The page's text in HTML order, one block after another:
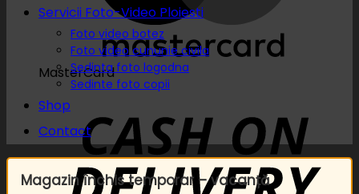
MasterCard
Servicii Foto-Video Ploiesti
Foto video botez
Foto video cununie civila
Sedinta foto logodna
Sedinte foto copii
Shop
Contact
Magazin închis temporar – vacanță